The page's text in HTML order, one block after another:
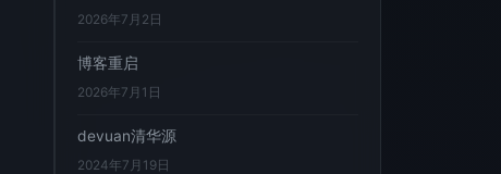
2026年7月2日
博客重启
2026年7月1日
devuan清华源
2024年7月19日